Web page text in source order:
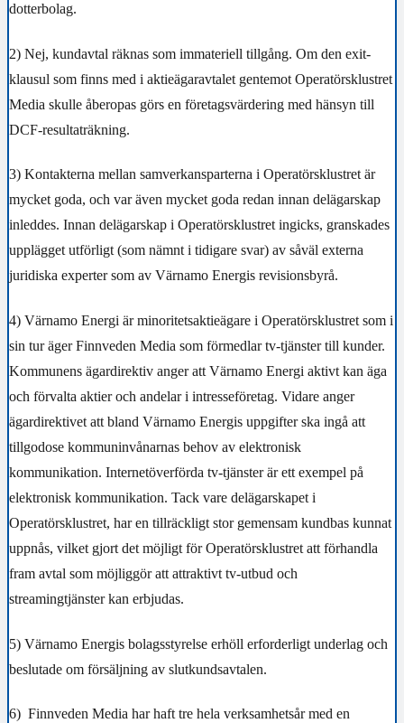
dotterbolag.
2) Nej, kundavtal räknas som immateriell tillgång. Om den exit-
klausul som finns med i aktieägaravtalet gentemot Operatörsklustret
Media skulle åberopas görs en företagsvärdering med hänsyn till
DCF-resultaträkning.
3) Kontakterna mellan samverkansparterna i Operatörsklustret är
mycket goda, och var även mycket goda redan innan delägarskap
inleddes. Innan delägarskap i Operatörsklustret ingicks, granskades
upplägget utförligt (som nämnt i tidigare svar) av såväl externa
juridiska experter som av Värnamo Energis revisionsbyrå.
4) Värnamo Energi är minoritetsaktieägare i Operatörsklustret som i
sin tur äger Finnveden Media som förmedlar tv-tjänster till kunder.
Kommunens ägardirektiv anger att Värnamo Energi aktivt kan äga
och förvalta aktier och andelar i intresseföretag. Vidare anger
ägardirektivet att bland Värnamo Energis uppgifter ska ingå att
tillgodose kommuninvånarnas behov av elektronisk
kommunikation. Internetöverförda tv-tjänster är ett exempel på
elektronisk kommunikation. Tack vare delägarskapet i
Operatörsklustret, har en tillräckligt stor gemensam kundbas kunnat
uppnås, vilket gjort det möjligt för Operatörsklustret att förhandla
fram avtal som möjliggör att attraktivt tv-utbud och
streamingtjänster kan erbjudas.
5) Värnamo Energis bolagsstyrelse erhöll erforderligt underlag och
beslutade om försäljning av slutkundsavtalen.
6) Finnveden Media har haft tre hela verksamhetsår med en